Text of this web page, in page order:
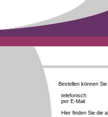
Bestellen können Sie
telefonisch
per E-Mail
Hier finden Sie die